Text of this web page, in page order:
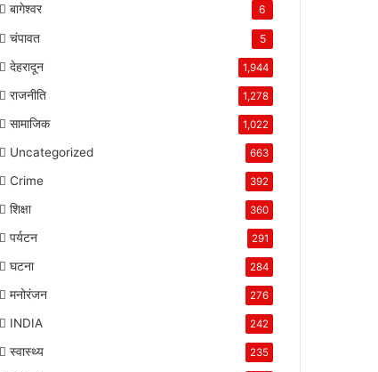
बागेश्वर 6
चंपावत 5
देहरादून 1,944
राजनीति 1,278
सामाजिक 1,022
Uncategorized 663
Crime 392
शिक्षा 360
पर्यटन 291
घटना 284
मनोरंजन 276
INDIA 242
स्वास्थ्य 235